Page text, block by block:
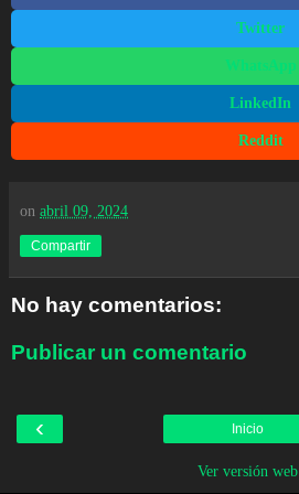
Twitter
WhatsApp
LinkedIn
Reddit
on abril 09, 2024
Compartir
No hay comentarios:
Publicar un comentario
‹ Inicio
Ver versión web